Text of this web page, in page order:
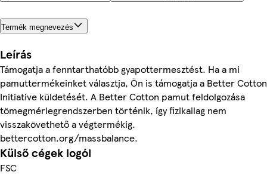
Termék megnevezés
Leírás
Támogatja a fenntarthatóbb gyapottermesztést. Ha a mi
pamuttermékeinket választja, Ön is támogatja a Better Cotton
Initiative küldetését. A Better Cotton pamut feldolgozása
tömegmérlegrendszerben történik, így fizikailag nem
visszakövethető a végtermékig.
bettercotton.org/massbalance.
Külső cégek logói
FSC